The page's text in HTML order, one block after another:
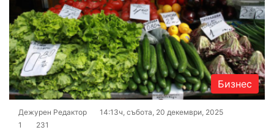
Бизнес
Дежурен Редактор
14:13ч, събота, 20 декември, 2025
1
231